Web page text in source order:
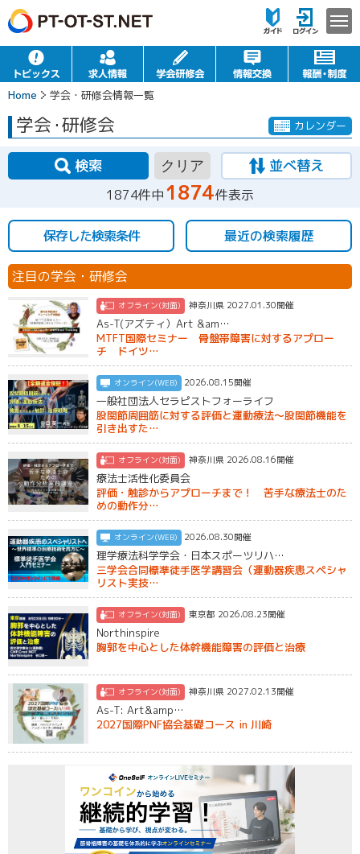
Home 学会・研修会情報一覧
学会・研修会 カレンダー
検索 クリア 並べ替え
1874件中1874件表示
保存した検索条件 最近の検索履歴
注目の学会・研修会
オフライン(対面) 神奈川県 2027.01.30開催
As-T(アズティ）Art &am…
MTFT国際セミナー 骨盤帯障害に対するアプロー
チ ドイツ…
オンライン(WEB) 2026.08.15開催
一般社団法人セラピストフォーライフ
股関節周囲筋に対する評価と運動療法〜股関節機能を
引き出すた…
オフライン(対面) 神奈川県 2026.08.16開催
療法士活性化委員会
評価・触診からアプローチまで！ 苦手な療法士のた
めの動作分…
オンライン(WEB) 2026.08.30開催
理学療法科学学会・日本スポーツリハ…
三学会合同標準徒手医学講習会（運動器疾患スペシャ
リスト実技…
オフライン(対面) 東京都 2026.08.23開催
Northinspire
胸郭を中心とした体幹機能障害の評価と治療
オフライン(対面) 神奈川県 2027.02.13開催
As-T: Art&amp…
2027国際PNF協会基礎コース in 川崎